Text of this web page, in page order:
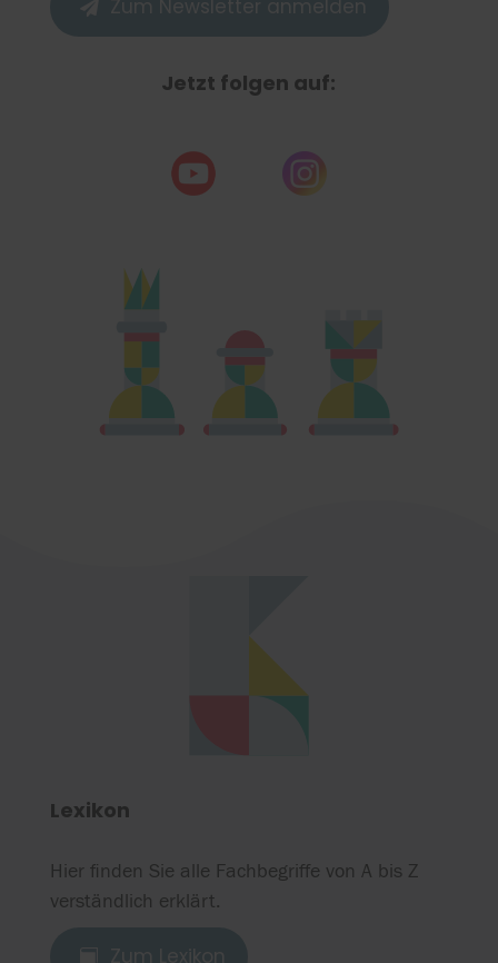
Jetzt folgen auf:
Lexikon
Hier finden Sie alle Fachbegriffe von A bis Z
verständlich erklärt.